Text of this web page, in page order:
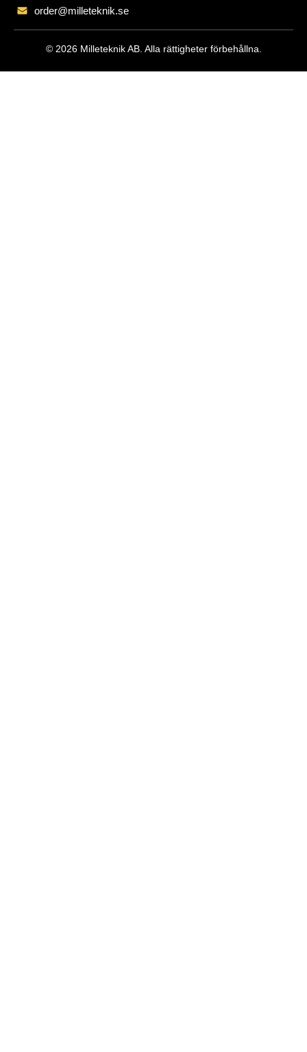
order@milleteknik.se
© 2026 Milleteknik AB. Alla rättigheter förbehållna.